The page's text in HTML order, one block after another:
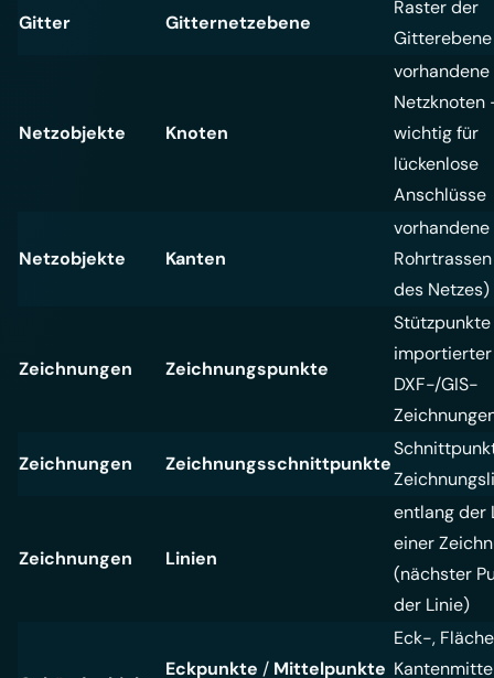
Gitter Gitternetzebene
Raster der
Gitterebene
Netzobjekte Knoten
vorhandene
Netzknoten
wichtig für
lückenlose
Anschlüsse
Netzobjekte Kanten
vorhandene
des Netzes)
Zeichnungen Zeichnungspunkte
Stützpunkte
importierter
DXF-/GIS-
Zeichnungen Zeichnungsschnittpunkte
Zeichnungen Linien
entlang der
einer
(nächster
der Linie)
Eckpunkte / Mittelpunkte
Eck-,